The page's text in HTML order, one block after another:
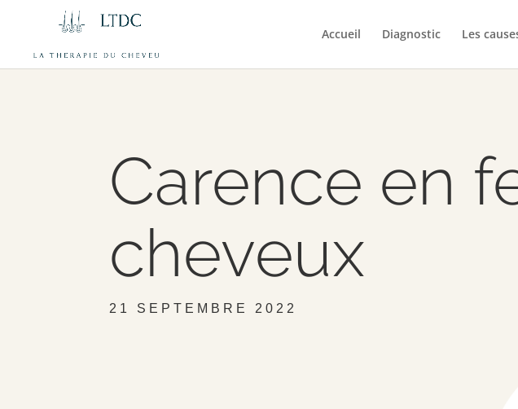
Accueil Diagnostic Les
Carence en
cheveux
21 SEPTEMBRE 2022